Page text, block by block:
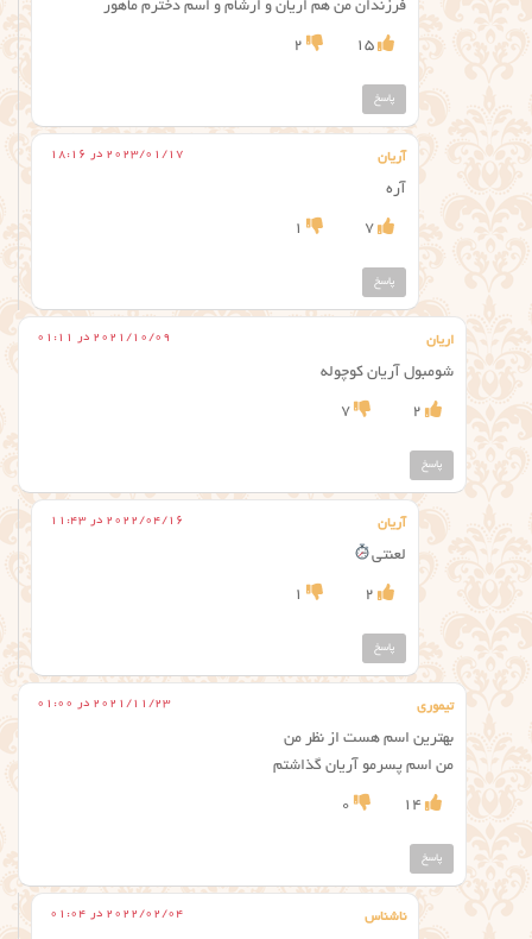
فرزندان من هم اریان و ارشام و اسم دخترم ماهور
15
2
پاسخ
آریان 2023/01/17 در 18:16
آره
7
1
پاسخ
اریان 2021/10/09 در 01:11
شومبول آریان کوچوله
2
7
پاسخ
آریان 2022/04/16 در 11:43
لعنتی
2
1
پاسخ
تیموری 2021/11/23 در 01:00
بهترین اسم هست از نظر من
من اسم پسرمو آریان گذاشتم
14
0
پاسخ
ناشناس 2022/02/04 در 01:04